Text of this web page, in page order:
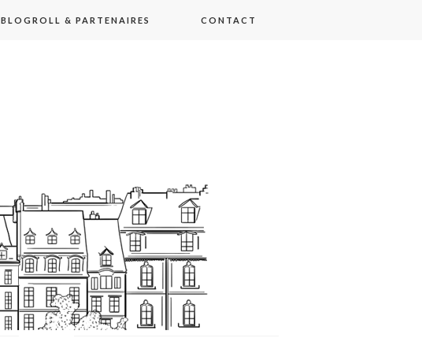
BLOGROLL & PARTENAIRES CONTACT